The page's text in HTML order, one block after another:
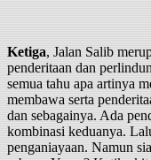
Ketiga, Jalan Salib
penderitaan dan
semua tahu apa artinya
membawa serta
dan sebagainya. Ada
kombinasi keduanya.
penganiayaan. Namun